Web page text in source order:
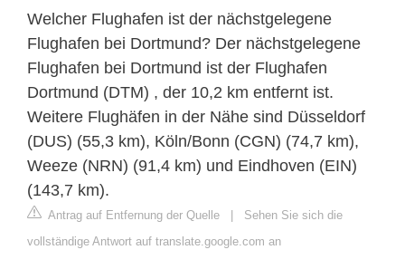
Welcher Flughafen ist der nächstgelegene
Flughafen bei Dortmund? Der nächstgelegene
Flughafen bei Dortmund ist der Flughafen
Dortmund (DTM) , der 10,2 km entfernt ist.
Weitere Flughäfen in der Nähe sind Düsseldorf
(DUS) (55,3 km), Köln/Bonn (CGN) (74,7 km),
Weeze (NRN) (91,4 km) und Eindhoven (EIN)
(143,7 km).
Antrag auf Entfernung der Quelle | Sehen Sie sich die
vollständige Antwort auf translate.google.com an